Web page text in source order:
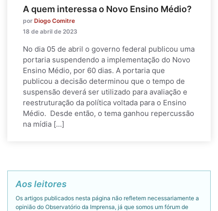
A quem interessa o Novo Ensino Médio?
por Diogo Comitre
18 de abril de 2023
No dia 05 de abril o governo federal publicou uma
portaria suspendendo a implementação do Novo
Ensino Médio, por 60 dias. A portaria que
publicou a decisão determinou que o tempo de
suspensão deverá ser utilizado para avaliação e
reestruturação da política voltada para o Ensino
Médio. Desde então, o tema ganhou repercussão
na mídia […]
Aos leitores
Os artigos publicados nesta página não refletem necessariamente a
opinião do Observatório da Imprensa, já que somos um fórum de